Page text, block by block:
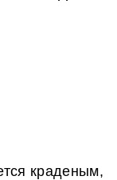
краденым,